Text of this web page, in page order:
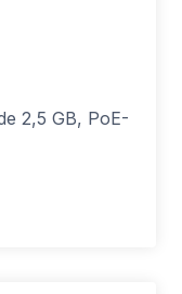
2,5 GB, PoE-